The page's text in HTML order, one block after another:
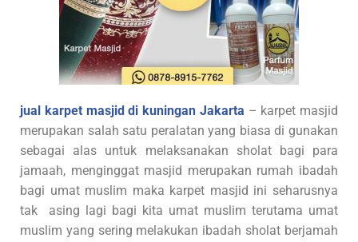
jual karpet masjid di kuningan Jakarta – karpet masjid
merupakan salah satu peralatan yang biasa di gunakan
sebagai alas untuk melaksanakan sholat bagi para
jamaah, menginggat masjid merupakan rumah ibadah
bagi umat muslim maka karpet masjid ini seharusnya
tak asing lagi bagi kita umat muslim terutama umat
muslim yang sering melakukan ibadah sholat berjamah